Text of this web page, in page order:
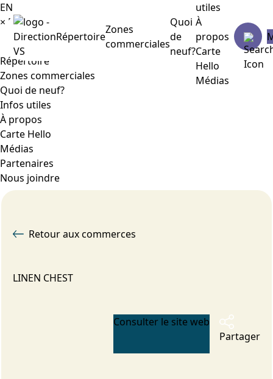
Répertoire
Zones
commerciales
Quoi
de
neuf?
utiles
À
propos
Carte
Hello
Médias
EN
× Menu
Répertoire
Zones commerciales
Quoi de neuf?
Infos utiles
À propos
Carte Hello
Médias
Partenaires
Nous joindre
Retour aux commerces
LINEN CHEST
Consulter le site web
Partager